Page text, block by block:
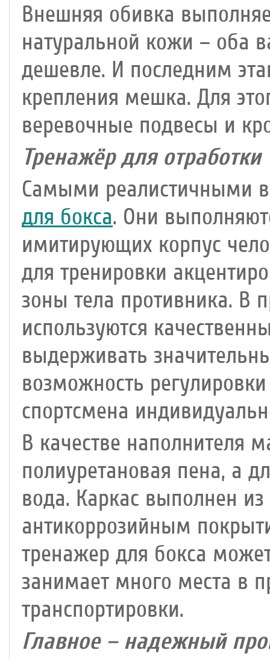
Внешняя обивка
натуральной кожи – оба
дешевле. И последним
крепления мешка. Для
веревочные подвесы и
Тренажёр для
Самыми реалистичными
для бокса. Они
имитирующих корпус
для тренировки
зоны тела противника. В
используются
выдерживать
возможность
спортсмена
В качестве наполнителя
полиуретановая пена, а
вода. Каркас выполнен
антикоррозийным
тренажер для бокса
занимает много места в
транспортировки.
Главное – надежный